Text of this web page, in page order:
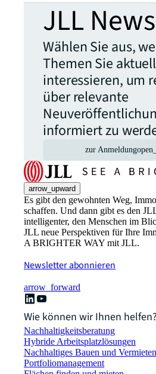
JLL
Wählen Sie aus,
Themen Sie aktuell
interessieren, um
über relevante
informiert zu
zur Anmeldung
arrow_upward
Es gibt den gewohnten Weg,
schaffen. Und dann gibt es den
intelligenter, den Menschen im
JLL neue Perspektiven für Ihre
A BRIGHTER WAY mit JLL.
Newsletter abonnieren
arrow_forward
Wie können wir Ihnen helfen?
Nachhaltigkeitsberatung
Hybride Arbeitsplatzlösungen
Nachhaltiges Bauen und Vermieten
Portfoliomanagement